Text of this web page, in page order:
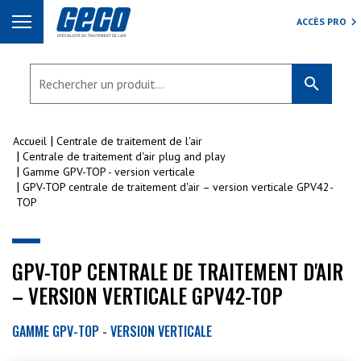
ACCÈS PRO
search
Accueil
Centrale de traitement de l'air
Centrale de traitement d'air plug and play
Gamme GPV-TOP - version verticale
GPV-TOP centrale de traitement d'air – version verticale GPV42-
TOP
GPV-TOP CENTRALE DE TRAITEMENT D'AIR
– VERSION VERTICALE GPV42-TOP
GAMME GPV-TOP - VERSION VERTICALE